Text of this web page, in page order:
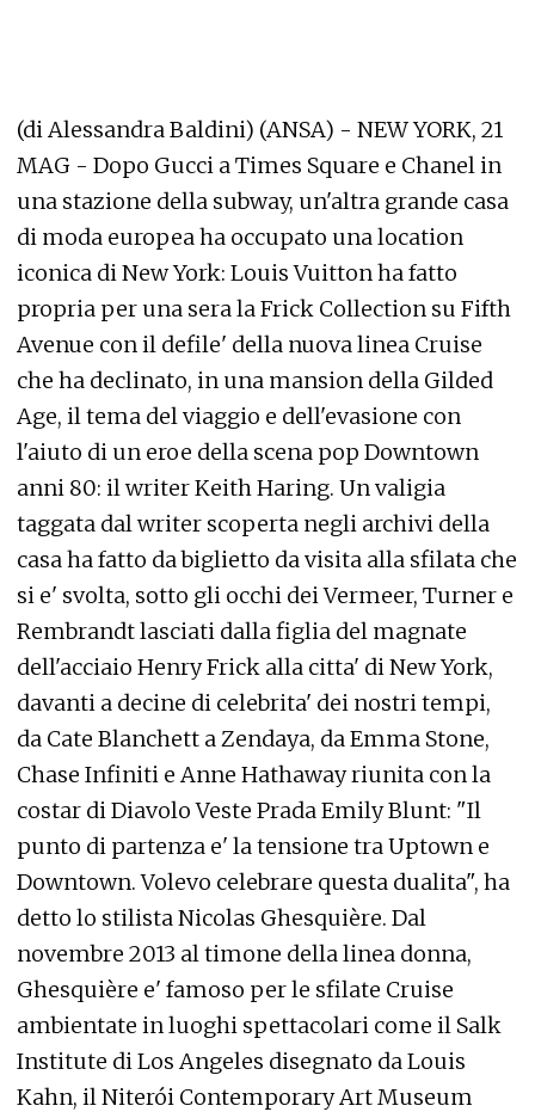
(di Alessandra Baldini) (ANSA) - NEW YORK, 21
MAG - Dopo Gucci a Times Square e Chanel in
una stazione della subway, un'altra grande casa
di moda europea ha occupato una location
iconica di New York: Louis Vuitton ha fatto
propria per una sera la Frick Collection su Fifth
Avenue con il defile' della nuova linea Cruise
che ha declinato, in una mansion della Gilded
Age, il tema del viaggio e dell'evasione con
l'aiuto di un eroe della scena pop Downtown
anni 80: il writer Keith Haring. Un valigia
taggata dal writer scoperta negli archivi della
casa ha fatto da biglietto da visita alla sfilata che
si e' svolta, sotto gli occhi dei Vermeer, Turner e
Rembrandt lasciati dalla figlia del magnate
dell'acciaio Henry Frick alla citta' di New York,
davanti a decine di celebrita' dei nostri tempi,
da Cate Blanchett a Zendaya, da Emma Stone,
Chase Infiniti e Anne Hathaway riunita con la
costar di Diavolo Veste Prada Emily Blunt: "Il
punto di partenza e' la tensione tra Uptown e
Downtown. Volevo celebrare questa dualita", ha
detto lo stilista Nicolas Ghesquière. Dal
novembre 2013 al timone della linea donna,
Ghesquière e' famoso per le sfilate Cruise
ambientate in luoghi spettacolari come il Salk
Institute di Los Angeles disegnato da Louis
Kahn, il Niterói Contemporary Art Museum